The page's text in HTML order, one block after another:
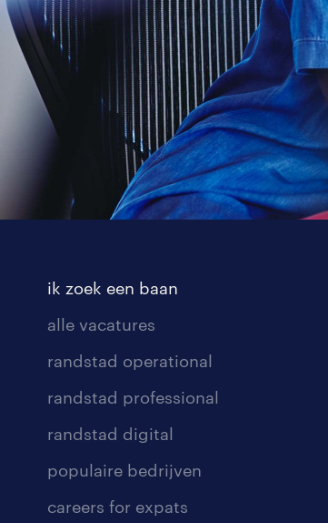
ik zoek een baan
alle vacatures
randstad operational
randstad professional
randstad digital
populaire bedrijven
careers for expats